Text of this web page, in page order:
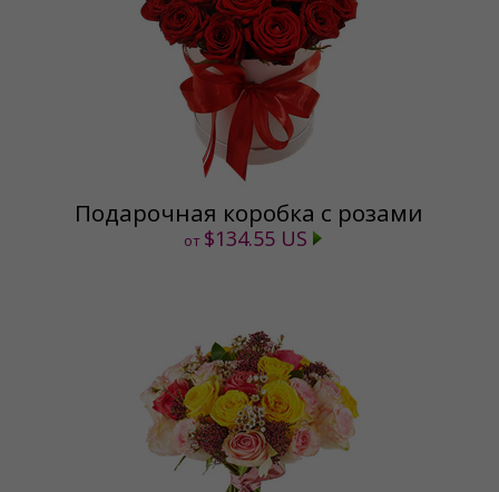
Подарочная коробка с розами
от $134.55 US